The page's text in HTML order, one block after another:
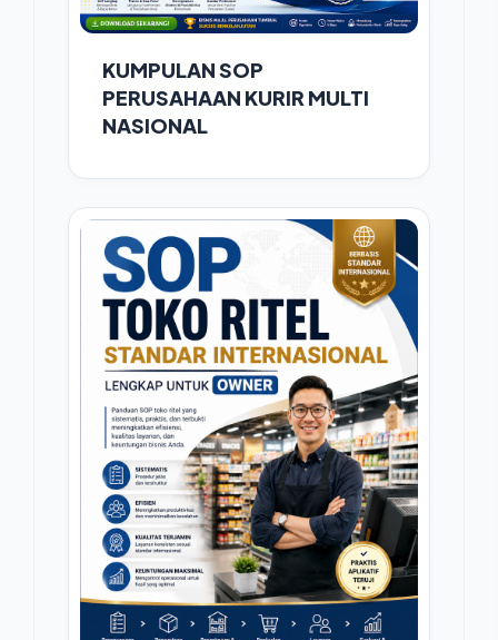
KUMPULAN SOP
PERUSAHAAN KURIR MULTI
NASIONAL